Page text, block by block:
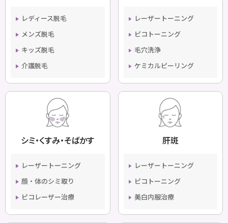
レディース脱毛
メンズ脱毛
キッズ脱毛
介護脱毛
レーザートーニング
ピコトーニング
毛穴洗浄
ケミカルピーリング
シミ・くすみ・そばかす
レーザートーニング
顔・体のシミ取り
ピコレーザー治療
肝斑
レーザートーニング
ピコトーニング
美白内服治療